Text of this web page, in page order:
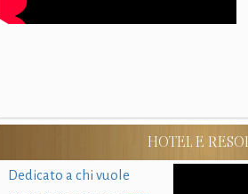
HOTEL E
Dedicato a chi vuole